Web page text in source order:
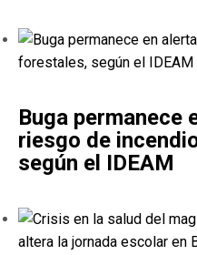
Buga permanece
riesgo de
según el IDEAM